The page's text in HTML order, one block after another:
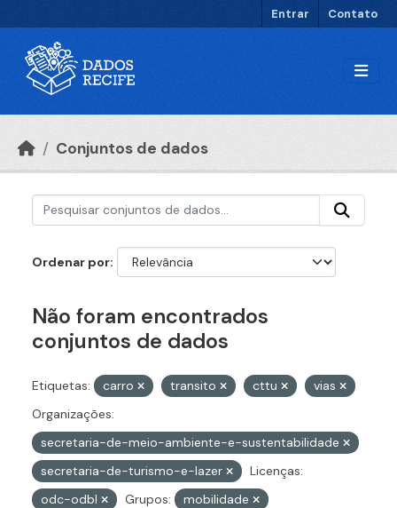
Entrar Contato
Conjuntos de dados
Ordenar por
Não foram encontrados
conjuntos de dados
Etiquetas: carro transito cttu
vias
Organizações:
secretaria-de-meio-ambiente-e-sustentabilidade
secretaria-de-turismo-e-lazer
Licenças:
odc-odbl
Grupos:
mobilidade